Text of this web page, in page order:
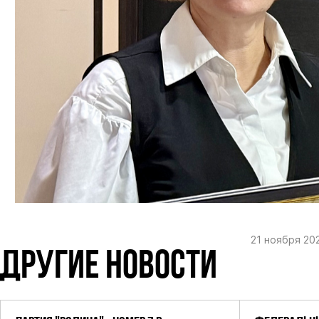
21 ноября
ДРУГИЕ НОВОСТИ